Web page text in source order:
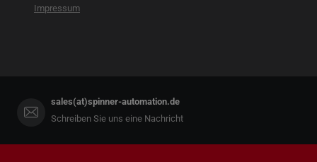
Impressum
sales(at)spinner-automation.de
Schreiben Sie uns eine Nachricht